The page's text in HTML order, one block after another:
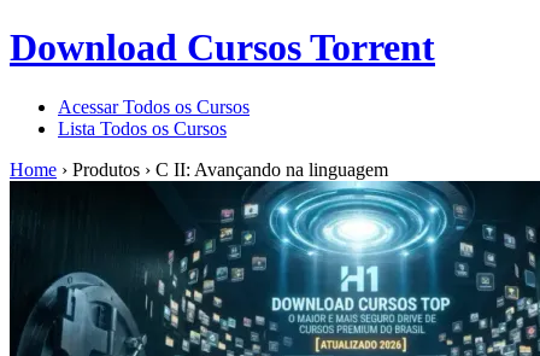
Download Cursos Torrent
Acessar Todos os Cursos
Lista Todos os Cursos
Home › Produtos › C II: Avançando na linguagem